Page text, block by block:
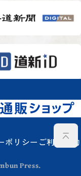
ポリシー ご利用規約
Press.